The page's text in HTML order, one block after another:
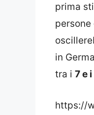
prima
in
tra i 7 e
https://